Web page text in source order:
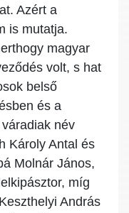
Azért a
is mutatja.
magyar
volt, s hat
belső
és a
név
Károly Antal és
Molnár János,
míg
András